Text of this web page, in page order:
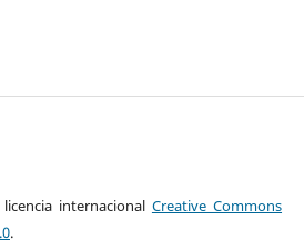
internacional Creative Commons
.